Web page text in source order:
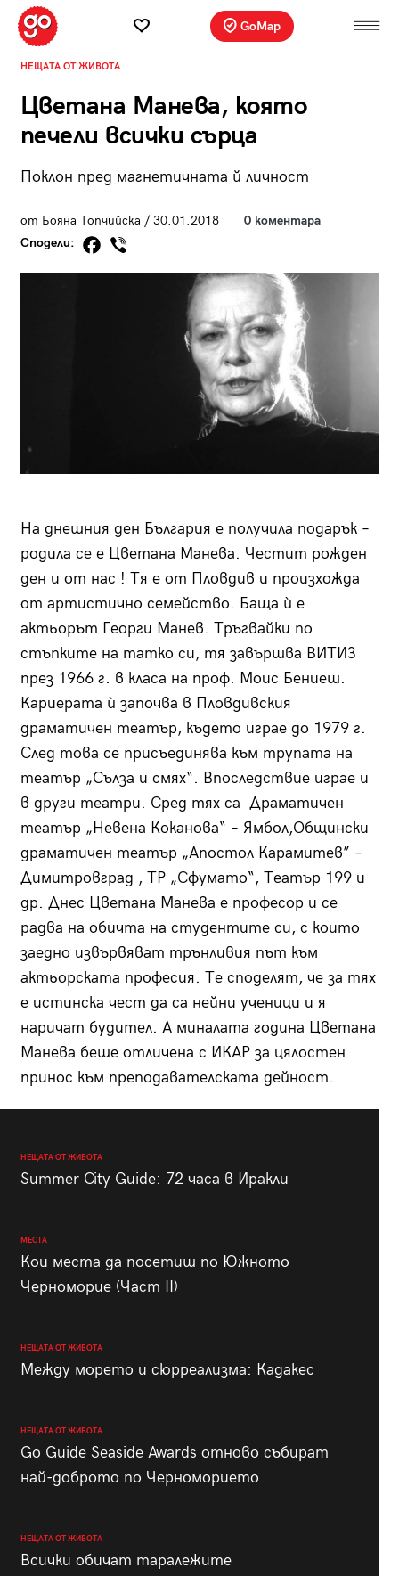
GoMap
НЕЩАТА ОТ ЖИВОТА
Цветана Манева, която
печели всички сърца
Поклон пред магнетичната й личност
от Бояна Топчийска / 30.01.2018
0 коментара
Сподели:
На днешния ден България е получила подарък –
родила се е Цветана Манева. Честит рожден
ден и от нас ! Тя е от Пловдив и произхожда
от артистично семейство. Баща ѝ е
актьорът Георги Манев. Тръгвайки по
стъпките на татко си, тя завършва ВИТИЗ
през 1966 г. в класа на проф. Моис Бениеш.
Кариерата ѝ започва в Пловдивския
драматичен театър, където играе до 1979 г.
След това се присъединява към трупата на
театър „Сълза и смях“. Впоследствие играе и
в други театри. Сред тях са Драматичен
театър „Невена Коканова“ – Ямбол,Общински
драматичен театър „Апостол Карамитев” –
Димитровград , ТР „Сфумато“, Театър 199 и
др. Днес Цветана Манева е професор и се
радва на обичта на студентите си, с които
заедно извървяват трънливия път към
актьорската професия. Те споделят, че за тях
е истинска чест да са нейни ученици и я
наричат будител. А миналата година Цветана
Манева беше отличена с ИКАР за цялостен
принос към преподавателската дейност.
НЕЩАТА ОТ ЖИВОТА
Summer City Guide: 72 часа в Иракли
МЕСТА
Кои места да посетиш по Южното
Черноморие (Част II)
НЕЩАТА ОТ ЖИВОТА
Между морето и сюрреализма: Кадакес
НЕЩАТА ОТ ЖИВОТА
Go Guide Seaside Awards отново събират
най-доброто по Черноморието
НЕЩАТА ОТ ЖИВОТА
Всички обичат таралежите